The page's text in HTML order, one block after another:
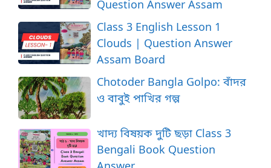
Question Answer Assam
Class 3 English Lesson 1
Clouds | Question Answer
Assam Board
Chotoder Bangla Golpo: বাঁদর
ও বাবুই পাখির গল্প
খাদ্য বিষয়ক দুটি ছড়া Class 3
Bengali Book Question